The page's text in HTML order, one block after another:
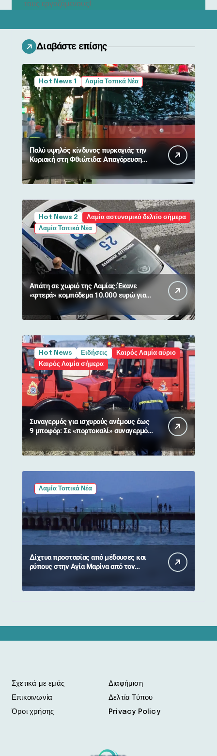
τους εργαζόμενους!
Διαβάστε επίσης
Hot News 1 Λαμία Τοπικά Νέα
Πολύ υψηλός κίνδυνος πυρκαγιάς την
Κυριακή στη Φθιώτιδα: Απαγόρευση
NATURA
Hot News 2
Λαμία αστυνομικό δελτίο σήμερα
Λαμία Τοπικά Νέα
Απάτη σε χωριό της Λαμίας: Έκανε
«φτερά» κομπόδεμα 10.000 ευρώ για
Hot News Ειδήσεις
Καιρός Λαμία αύριο
Καιρός Λαμία σήμερα
Συναγερμός για ισχυρούς ανέμους έως
9 μποφόρ: Σε «πορτοκαλί» συναγερμό
η Στερεά Ελλάδα
Λαμία Τοπικά Νέα
Δίχτυα προστασίας από μέδουσες και
ρύπους στην Αγία Μαρίνα από τον
Σχετικά με εμάς
Επικοινωνία
Όροι χρήσης
Διαφήμιση
Δελτία Τύπου
Privacy Policy